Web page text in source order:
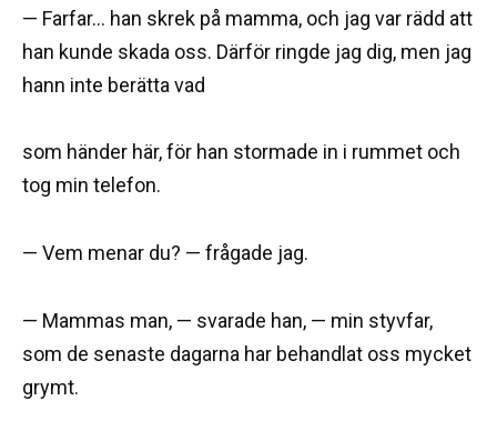
— Farfar… han skrek på mamma, och jag var rädd att
han kunde skada oss. Därför ringde jag dig, men jag
hann inte berätta vad
som händer här, för han stormade in i rummet och
tog min telefon.
— Vem menar du? — frågade jag.
— Mammas man, — svarade han, — min styvfar,
som de senaste dagarna har behandlat oss mycket
grymt.